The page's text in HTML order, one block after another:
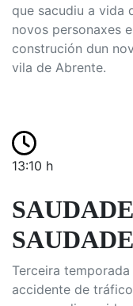
que sacudiu a vida
novos personaxes
construción dun
vila de Abrente.
13:10 h
Terceira
accidente de